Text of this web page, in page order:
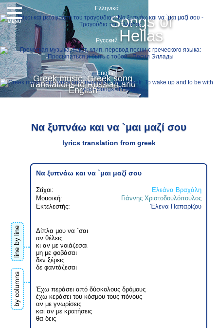
Songs of
Hellas
Greek music, Greek song
translations to Russian and
English
Ελληνικά
Русский
English
MENU
Να ξυπνάω και να `μαι μαζί σου
lyrics translation from greek
line by line
by columns
Να ξυπνάω και να `μαι μαζί σου
Στίχοι:
Ελεάνα Βραχάλη
Μουσική:
Γιάννης Χριστοδουλόπουλος
Εκτελεστής:
Έλενα Παπαρίζου
Δίπλα μου να `σαι
αν θέλεις
κι αν με νοιάζεσαι
μη με φοβάσαι
δεν ξέρεις
δε φαντάζεσαι
Έχω περάσει από δύσκολους δρόμους
έχω κεράσει του κόσμου τους πόνους
αν με γνωρίσεις
και αν με κρατήσεις
θα δεις